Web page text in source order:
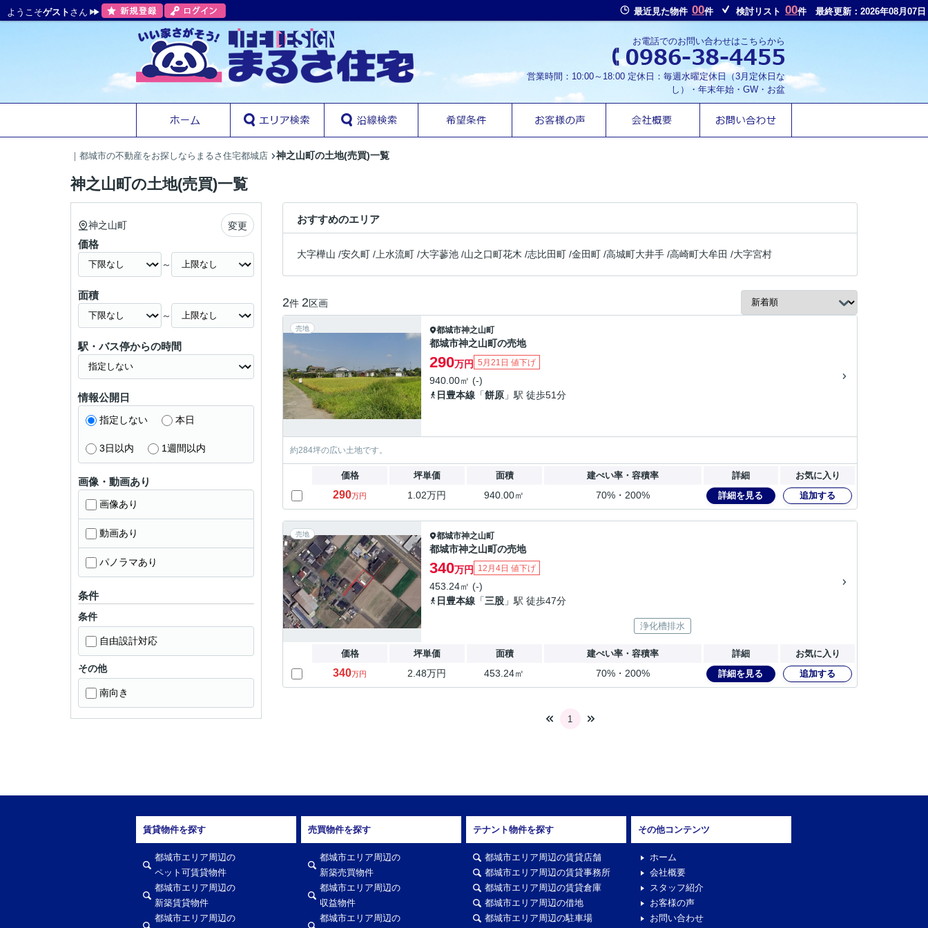
ようこそゲスト さん 最近見た物件 00件 検討リスト 00件 最終更新：2026年08月07日
お電話でのお問い合わせはこちらから
営業時間：10:00～18:00 定休日：毎週水曜定休日（3月定休日な
し）・年末年始・GW・お盆
｜都城市の不動産をお探しならまるさ住宅都城店 神之山町の土地(売買)一覧
神之山町の土地(売買)一覧
おすすめのエリア
大字樺山 /安久町 / 上水流町 /大字蓼池 /山之口町花木 /志比田町 /金田町 /高城町大井手 /高崎町大牟田 /大字宮村
2件 2区画
売地 都城市神之山町
都城市神之山町の売地
290万円 5月21日 値下げ
940.00㎡ (-)
日豊本線 「餅原 」駅 徒歩51分
約284坪の広い土地です。
価格 坪単価 面積 建ぺい率・容積率 詳細 お気に入り
290万円 1.02万円 940.00㎡ 70%・200% 詳細を見る 追加する
売地 都城市神之山町
都城市神之山町の売地
340万円 12月4日 値下げ
453.24㎡ (-)
日豊本線 「三股 」駅 徒歩47分
浄化槽排水
価格 坪単価 面積 建ぺい率・容積率 詳細 お気に入り
340万円 2.48万円 453.24㎡ 70%・200% 詳細を見る 追加する
1
神之山町 変更
価格
～
面積
～
駅・バス停からの時間
情報公開日
指定しない 本日
3日以内 1週間以内
画像・動画あり
画像あり
動画あり
パノラマあり
条件
条件
自由設計対応
その他
南向き
賃貸物件を探す
都城市エリア周辺の
ペット可賃貸物件
都城市エリア周辺の
新築賃貸物件
都城市エリア周辺の
売買物件を探す
都城市エリア周辺の
新築売買物件
都城市エリア周辺の
収益物件
都城市エリア周辺の
テナント物件を探す
都城市エリア周辺の賃貸店舗
都城市エリア周辺の賃貸事務所
都城市エリア周辺の賃貸倉庫
都城市エリア周辺の借地
都城市エリア周辺の駐車場
その他コンテンツ
ホーム
会社概要
スタッフ紹介
お客様の声
お問い合わせ